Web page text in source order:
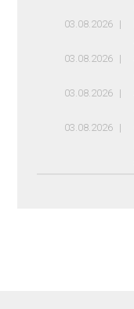
03.08.2026
03.08.2026
03.08.2026
03.08.2026